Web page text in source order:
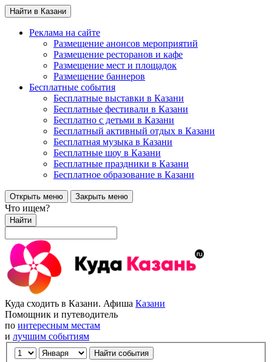
Найти в Казани
Реклама на сайте
Размещение анонсов мероприятий
Размещение ресторанов и кафе
Размещение мест и площадок
Размещение баннеров
Бесплатные события
Бесплатные выставки в Казани
Бесплатные фестивали в Казани
Бесплатно с детьми в Казани
Бесплатный активный отдых в Казани
Бесплатная музыка в Казани
Бесплатные шоу в Казани
Бесплатные праздники в Казани
Бесплатное образование в Казани
Открыть меню Закрыть меню
Что ищем?
Найти
Куда сходить в Казани. Афиша Казани
Помощник и путеводитель
по интересным местам
и лучшим событиям